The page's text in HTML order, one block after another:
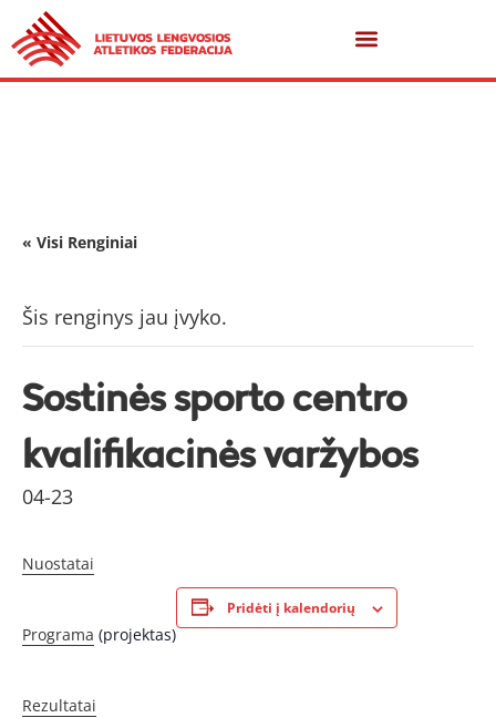
« Visi Renginiai
Šis renginys jau įvyko.
Sostinės sporto centro
kvalifikacinės varžybos
04-23
Nuostatai
Programa (projektas)
Rezultatai
Pridėti į kalendorių